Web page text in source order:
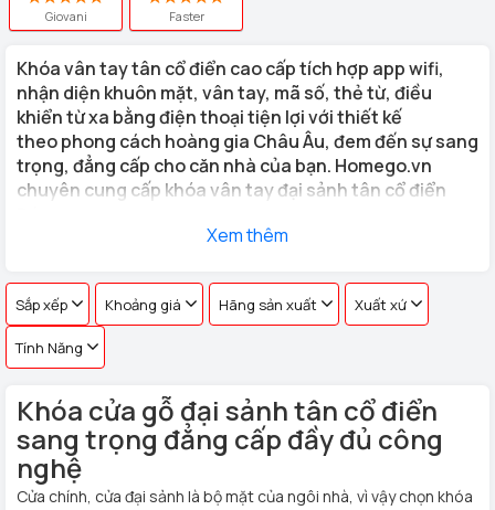
Giovani Faster
Khóa vân tay tân cổ điển cao cấp tích hợp app wifi,
nhận diện khuôn mặt, vân tay, mã số, thẻ từ, điều
khiển từ xa bằng điện thoại tiện lợi với thiết kế
theo phong cách hoàng gia Châu Âu, đem đến sự sang
trọng, đẳng cấp cho căn nhà của bạn. Homego.vn
chuyên cung cấp khóa vân tay đại sảnh tân cổ điển
có kiểu dáng đa dạng, thể phù hợp với mọi chất liệu cửa của gia
đình bạn.
Xem thêm
Sắp xếp Khoảng giá Hãng sản xuất Xuất xứ
Tính Năng
Khóa cửa gỗ đại sảnh tân cổ điển
sang trọng đẳng cấp đầy đủ công
nghệ
Cửa chính, cửa đại sảnh là bộ mặt của ngôi nhà, vì vậy chọn khóa